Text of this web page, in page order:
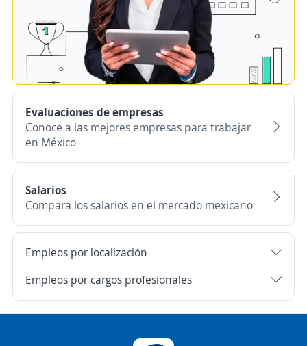
Evaluaciones de empresas
Conoce a las mejores empresas para trabajar
en México
Salarios
Compara los salarios en el mercado mexicano
Empleos por localización
Empleos por cargos profesionales